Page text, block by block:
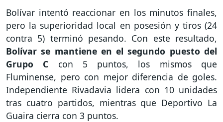
Bolívar intentó reaccionar en los minutos finales,
pero la superioridad local en posesión y tiros (24
contra 5) terminó pesando. Con este resultado,
Bolívar se mantiene en el segundo puesto del
Grupo C con 5 puntos, los mismos que
Fluminense, pero con mejor diferencia de goles.
Independiente Rivadavia lidera con 10 unidades
tras cuatro partidos, mientras que Deportivo La
Guaira cierra con 3 puntos.